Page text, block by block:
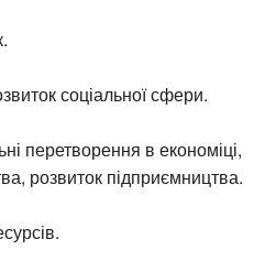
соціальної сфери.
перетворення в економіці,
розвиток підприємництва.